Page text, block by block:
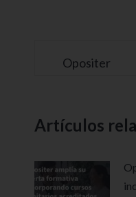
Opositer
Artículos